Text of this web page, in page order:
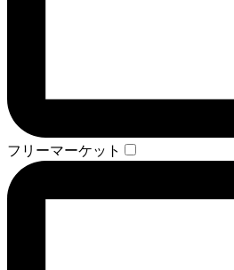
フリーマーケット